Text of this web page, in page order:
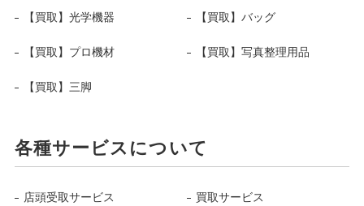
【買取】光学機器 【買取】バッグ
【買取】プロ機材 【買取】写真整理用品
【買取】三脚
各種サービスについて
店頭受取サービス 買取サービス